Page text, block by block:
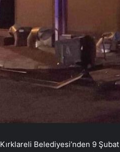
Kırklareli Belediyesi’nden 9